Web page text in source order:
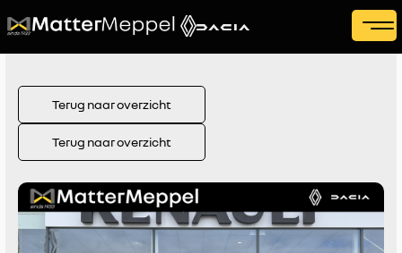
Terug naar overzicht
Terug naar overzicht